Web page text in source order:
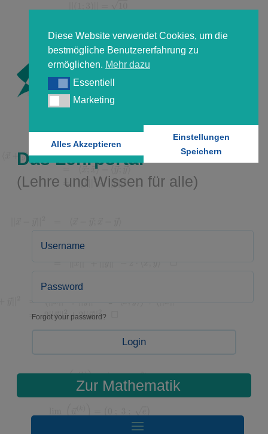
Diese Website verwendet Cookies, um die
bestmögliche Benutzererfahrung zu
ermöglichen. Mehr dazu
EssentiellEssentiell
MarketingMarketing
Alles Akzeptieren
Einstellungen
Speichern
Das Lehrportal
(Lehre und Wissen für alle)
Forgot your password?
Login
Zur Mathematik